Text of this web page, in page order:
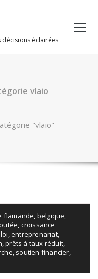
éclairées
vlaio
"vlaio"
flamande belgique
croissance
,entreprenariat,
,prêts à taux réduit
soutien financier